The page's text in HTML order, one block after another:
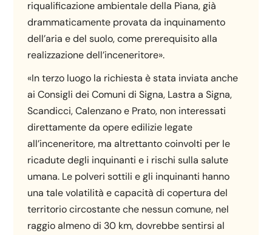
riqualificazione ambientale della Piana, già
drammaticamente provata da inquinamento
dell’aria e del suolo, come prerequisito alla
realizzazione dell’inceneritore».
«In terzo luogo la richiesta è stata inviata anche
ai Consigli dei Comuni di Signa, Lastra a Signa,
Scandicci, Calenzano e Prato, non interessati
direttamente da opere edilizie legate
all’inceneritore, ma altrettanto coinvolti per le
ricadute degli inquinanti e i rischi sulla salute
umana. Le polveri sottili e gli inquinanti hanno
una tale volatilità e capacità di copertura del
territorio circostante che nessun comune, nel
raggio almeno di 30 km, dovrebbe sentirsi al